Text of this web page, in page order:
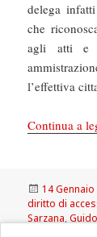
delega
che
agli atti e
l’effettiva
Continua a
Scritto
il
14
diritto di
Sarzana,